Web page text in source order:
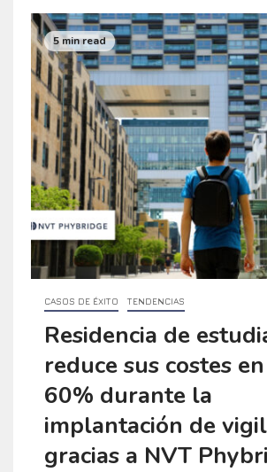
5 min read
CASOS DE ÉXITO TENDENCIAS
Residencia de
reduce sus costes
60% durante la
implantación de
gracias a NVT